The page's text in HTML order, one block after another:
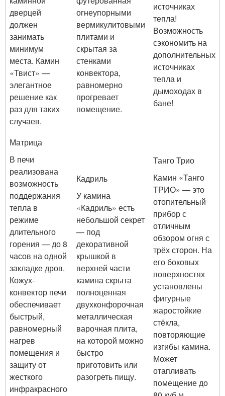
дверцей
должен
занимать
минимум
места. Камин
«Твист» —
элегантное
решение как
раз для таких
случаев.
огнеупорными
вермикулитовыми
плитами и
скрытая за
стенками
конвектора,
равномерно
прогревает
помещение.
источниках
тепла!
Возможность
сэкономить на
дополнительных
источниках
тепла и
дымоходах в
бане!
Матрица
В печи
реализована
возможность
поддержания
тепла в
режиме
длительного
горения — до 8
часов на одной
закладке дров.
Кожух-
конвектор печи
обеспечивает
быстрый,
равномерный
нагрев
помещения и
защиту от
жесткого
инфракрасного
Кадриль
У камина
«Кадриль» есть
небольшой секрет
— под
декоративной
крышкой в
верхней части
камина скрыта
полноценная
двухконфорочная
металлическая
варочная плита,
на которой можно
быстро
приготовить или
разогреть пищу.
Танго Трио
Камин «Танго
ТРИО» — это
отопительный
прибор с
отличным
обзором огня с
трёх сторон. На
его боковых
поверхностях
установлены
фигурные
жаростойкие
стёкла,
повторяющие
изгибы камина.
Может
отапливать
помещение до